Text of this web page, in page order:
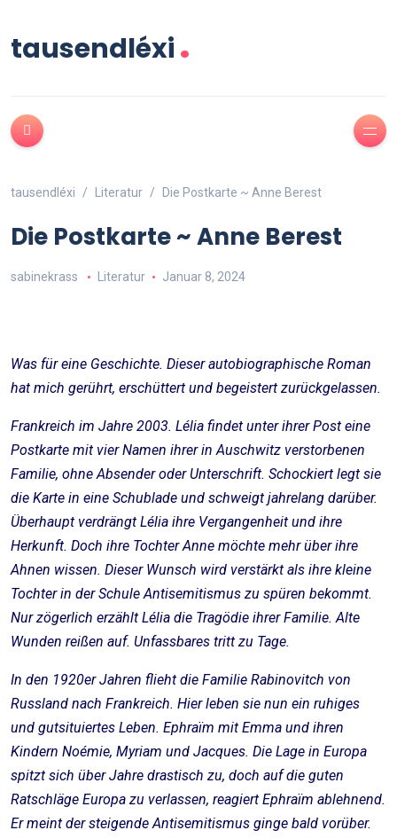
tausendléxi.
tausendléxi Literatur Die Postkarte ~ Anne Berest
Die Postkarte ~ Anne Berest
sabinekrass Literatur Januar 8, 2024
Was für eine Geschichte. Dieser autobiographische Roman
hat mich gerührt, erschüttert und begeistert zurückgelassen.
Frankreich im Jahre 2003. Lélia findet unter ihrer Post eine
Postkarte mit vier Namen ihrer in Auschwitz verstorbenen
Familie, ohne Absender oder Unterschrift. Schockiert legt sie
die Karte in eine Schublade und schweigt jahrelang darüber.
Überhaupt verdrängt Lélia ihre Vergangenheit und ihre
Herkunft. Doch ihre Tochter Anne möchte mehr über ihre
Ahnen wissen. Dieser Wunsch wird verstärkt als ihre kleine
Tochter in der Schule Antisemitismus zu spüren bekommt.
Nur zögerlich erzählt Lélia die Tragödie ihrer Familie. Alte
Wunden reißen auf. Unfassbares tritt zu Tage.
In den 1920er Jahren flieht die Familie Rabinovitch von
Russland nach Frankreich. Hier leben sie nun ein ruhiges
und gutsituiertes Leben. Ephraïm mit Emma und ihren
Kindern Noémie, Myriam und Jacques. Die Lage in Europa
spitzt sich über Jahre drastisch zu, doch auf die guten
Ratschläge Europa zu verlassen, reagiert Ephraïm ablehnend.
Er meint der steigende Antisemitismus ginge bald vorüber.